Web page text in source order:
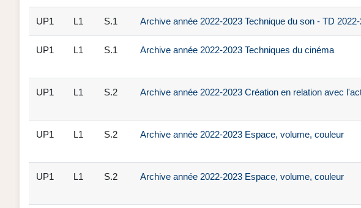
UP1 L1 S.1 Archive année 2022-2023 Technique du son - TD
UP1 L1 S.1 Archive année 2022-2023 Techniques du cinéma
UP1 L1 S.2 Archive année 2022-2023 Création en relation avec
UP1 L1 S.2 Archive année 2022-2023 Espace, volume, couleur
UP1 L1 S.2 Archive année 2022-2023 Espace, volume, couleur